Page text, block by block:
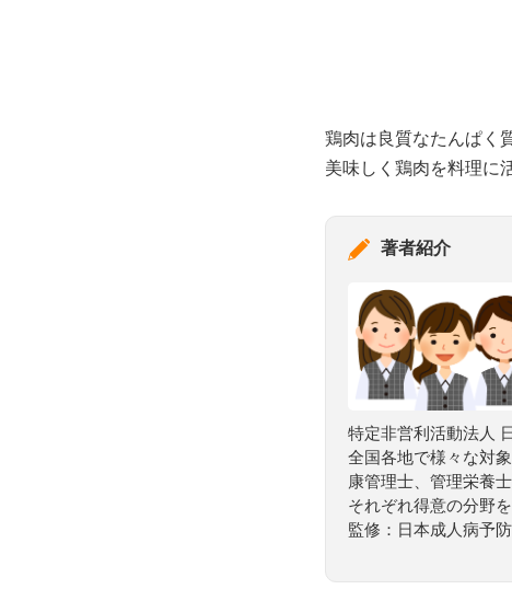
鶏肉は良質なたんぱく
美味しく鶏肉を料理に
著者紹介
特定非営利活動法人
全国各地で様々な対
康管理士、管理栄養
それぞれ得意の分野
監修：日本成人病予